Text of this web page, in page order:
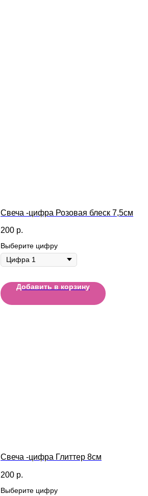
Свеча -цифра Розовая блеск 7,5см
200 р.
Выберите цифру
Добавить в корзину
Свеча -цифра Глиттер 8см
200 р.
Выберите цифру